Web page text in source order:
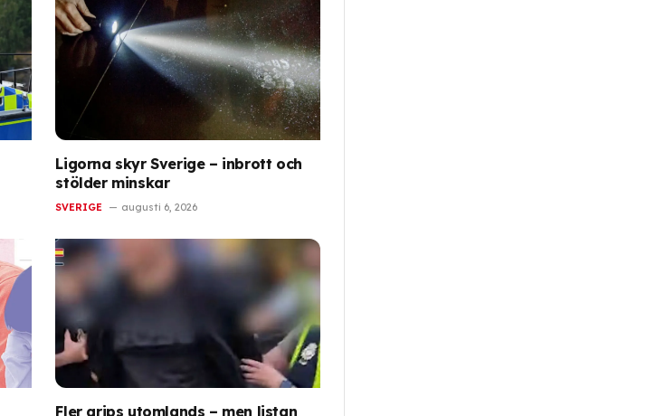
Ligorna skyr Sverige – inbrott och
stölder minskar
SVERIGE augusti 6, 2026
Fler grips utomlands – men listan